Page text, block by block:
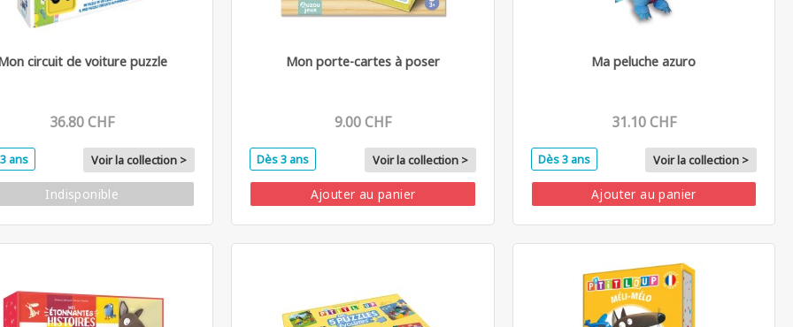
circuit de voiture puzzle
36.80 CHF
ans Voir la collection >
Indisponible
Mon porte-cartes à poser
9.00 CHF
Dès 3 ans Voir la collection >
Ajouter au panier
Ma peluche azuro
31.10 CHF
Dès 3 ans Voir la collection >
Ajouter au panier